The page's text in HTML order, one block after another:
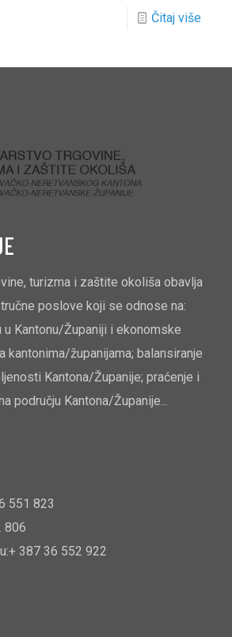
Čitaj više
turizma i zaštite okoliša obavlja
poslove koji se odnose na:
u Kantonu/Županiji i ekonomske
kantonima/županijama; balansiranje
Kantona/Županije; praćenje i
području Kantona/Županije...
551 823
806
387 36 552 922